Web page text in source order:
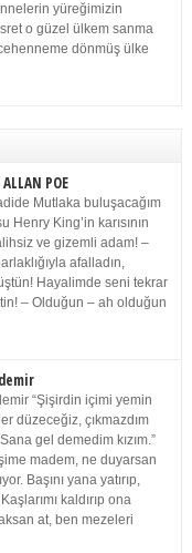
yüreğimizin
o güzel ülkem sanma
dönmüş ülke
POE
Mutlaka buluşacağım
King’in karısının
ve gizemli adam! –
afalladın,
Hayalimde seni tekrar
– Olduğun – ah olduğun
“Şişirdin içimi yemin
düzeceğiz, çıkmazdım
gel demedim kızım.”
madem, ne duyarsan
Başını yana yatırıp,
kaldırıp ona
at, ben mezeleri